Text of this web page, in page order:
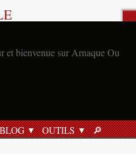
BLOG OUTILS 🔎︎